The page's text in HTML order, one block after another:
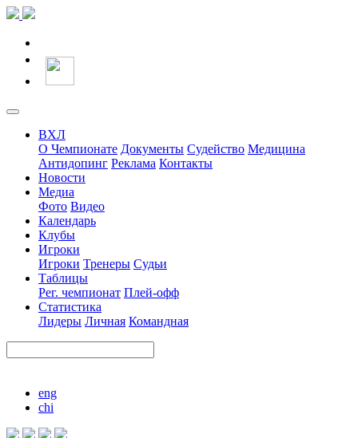
ВХЛ
О Чемпионате Документы Судейство Медицина
Антидопинг Реклама Контакты
Новости
Медиа
Фото Видео
Календарь
Клубы
Игроки
Игроки Тренеры Судьи
Таблицы
Рег. чемпионат Плей-офф
Статистика
Лидеры Личная Командная
eng
chi